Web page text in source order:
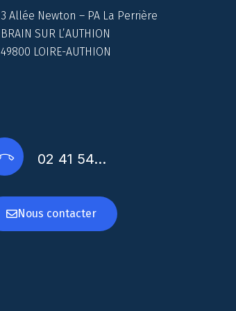
3 Allée Newton – PA La Perrière
BRAIN SUR L’AUTHION
49800 LOIRE-AUTHION
02 41 54…
Nous contacter